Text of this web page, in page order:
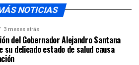
NOTICIAS
3 meses atrás
del Gobernador Alejandro Santana
su delicado estado de salud causa